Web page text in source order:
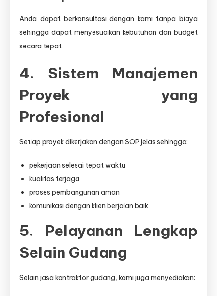
Anda dapat berkonsultasi dengan kami tanpa biaya
sehingga dapat menyesuaikan kebutuhan dan budget
secara tepat.
4. Sistem Manajemen
Proyek yang
Profesional
Setiap proyek dikerjakan dengan SOP jelas sehingga:
pekerjaan selesai tepat waktu
kualitas terjaga
proses pembangunan aman
komunikasi dengan klien berjalan baik
5. Pelayanan Lengkap
Selain Gudang
Selain jasa kontraktor gudang, kami juga menyediakan: